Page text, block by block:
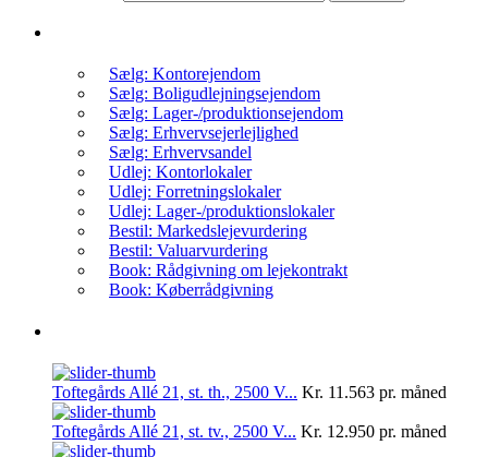
Sælg: Kontorejendom
Sælg: Boligudlejningsejendom
Sælg: Lager-/produktionsejendom
Sælg: Erhvervsejerlejlighed
Sælg: Erhvervsandel
Udlej: Kontorlokaler
Udlej: Forretningslokaler
Udlej: Lager-/produktionslokaler
Bestil: Markedslejevurdering
Bestil: Valuarvurdering
Book: Rådgivning om lejekontrakt
Book: Køberrådgivning
Toftegårds Allé 21, st. th., 2500 V... Kr. 11.563 pr. måned
Toftegårds Allé 21, st. tv., 2500 V... Kr. 12.950 pr. måned